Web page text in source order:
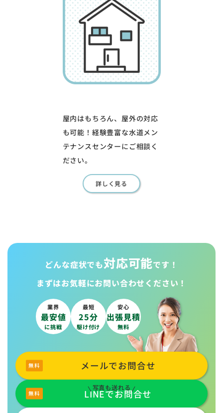
屋内はもちろん、屋外の対応
も可能！経験豊富な水道メン
テナンスセンターにご相談く
ださい。
詳しく見る
どんな症状でも対応可能です！
まずはお気軽にお問い合わせください！
業界
最安値
に挑戦
最短
25分
駆け付け
安心
出張見積
無料
メールでお問合せ
写真も送れる
LINEでお問合せ